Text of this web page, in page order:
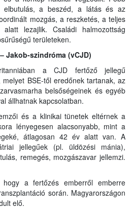
elbutulás, a beszéd, a látás és az
mozgás, a reszketés, a teljes
lezajlik. Családi halmozottság
területeken.
Jakob-szindróma (vCJD)
a CJD fertőző jellegű
BSE-től eredőnek tartanak, az
belsőségeinek és egyéb
állhatnak kapcsolatban.
és a klinikai tünetek eltérnek a
lényegesen alacsonyabb, mint a
átlagosan 42 év alatt van. A
jellegűek (pl. üldözési mánia),
remegés, mozgászavar jellemzi.
hogy a fertőzés emberről emberre
során. Magyarországon
elő.